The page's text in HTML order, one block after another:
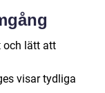
och lätt att
visar tydliga